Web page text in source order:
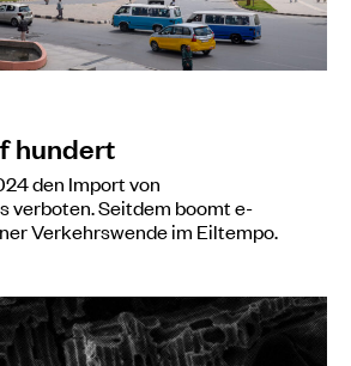
hundert
den Import von
verboten. Seitdem boomt e-
Verkehrswende im Eiltempo.